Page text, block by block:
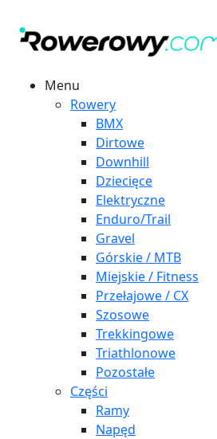
Menu
Rowery
BMX
Dirtowe
Downhill
Dziecięce
Elektryczne
Enduro/Trail
Gravel
Górskie / MTB
Miejskie / Fitness
Przełajowe / CX
Szosowe
Trekkingowe
Triathlonowe
Pozostałe
Części
Ramy
Napęd